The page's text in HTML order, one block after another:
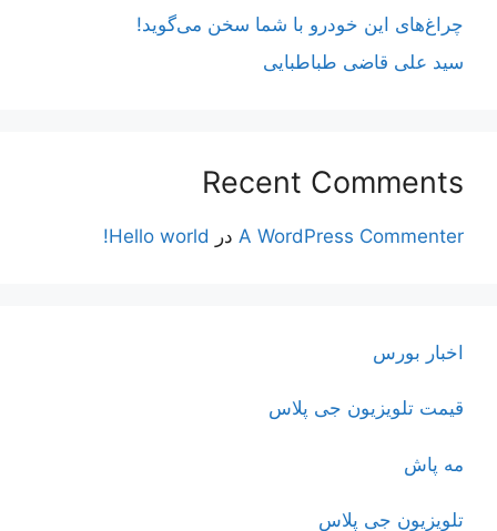
چراغ‌های این خودرو با شما سخن می‌گوید!
سید علی قاضی طباطبایی
Recent Comments
A WordPress Commenter در Hello world!
اخبار بورس
قیمت تلویزیون جی پلاس
مه پاش
تلویزیون جی پلاس